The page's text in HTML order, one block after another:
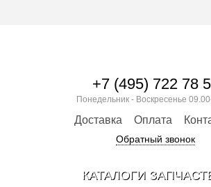
+7 (495) 722 78
Понедельник - Воскресенье
Доставка Оплата
Обратный звонок
КАТАЛОГИ